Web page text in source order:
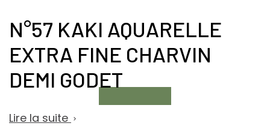
N°57 KAKI AQUARELLE
EXTRA FINE CHARVIN
DEMI GODET
Lire la suite 